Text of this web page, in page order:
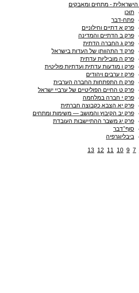
- מתחים ומאבקים
תוכן
פתח-דבר
פרק א דתיים וחילוניים
פרק ב הדתיים והמדינה
פרק ג החברה הדתית
פרק ד התהוותן של העדות בישראל
פרק ה מוביליות עדתית
פרק ו מודעות עדתית ועדתיות פוליטית
פרק ז ערבים ויהודים
פרק ח התפתחות החברה הערבית
פרק ט החיים הפוליטיים של ערביי ישראל
פרק י חברה במלחמה
פרק יא הצבא כקבוצה חברתית
פרק יב הקיבוץ והמושב — משימות ומתחים
פרק יג משבר ההתיישבות העובדת
סוף־דבר
ביבליוגרפיה
7
9
10
11
12
13